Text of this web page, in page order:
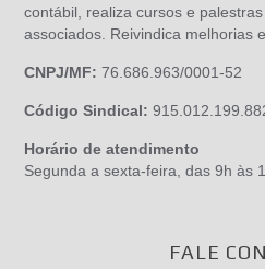
contábil, realiza cursos e
associados. Reivindica melhorias
CNPJ/MF: 76.686.963/0001-52
Código Sindical:
Horário de atendimento
Segunda a sexta-feira, das 9h às
FALE